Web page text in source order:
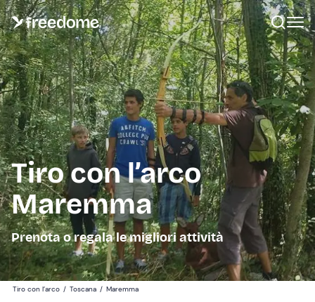
Tiro con l’arco
Maremma
Prenota o regala le migliori attività
Tiro con l’arco / Toscana / Maremma